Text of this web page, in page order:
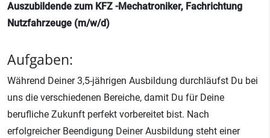
Auszubildende zum KFZ -Mechatroniker, Fachrichtung
Nutzfahrzeuge (m/w/d)
Aufgaben:
Während Deiner 3,5-jährigen Ausbildung durchläufst Du bei
uns die verschiedenen Bereiche, damit Du für Deine
berufliche Zukunft perfekt vorbereitet bist. Nach
erfolgreicher Beendigung Deiner Ausbildung steht einer